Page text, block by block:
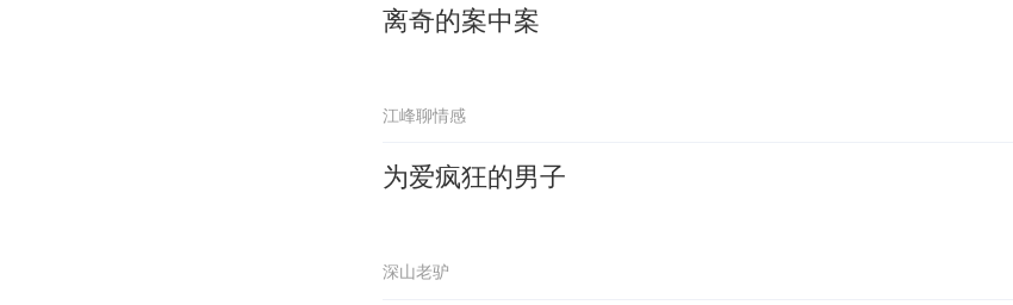
离奇的案中案
江峰聊情感
为爱疯狂的男子
深山老驴